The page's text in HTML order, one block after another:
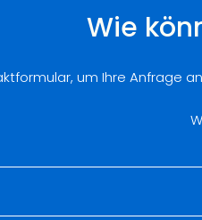
Wie
um Ihre Anfrage